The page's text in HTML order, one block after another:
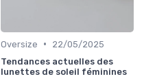
Oversize •
22/05/2025
Tendances actuelles des
lunettes de soleil féminines